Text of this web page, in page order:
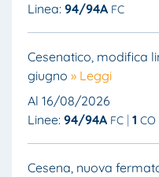
Linea: 94/94A FC
Cesenatico, modifica
giugno » Leggi
Al 16/08/2026
Linee: 94/94A FC 1 CO
Cesena, nuova